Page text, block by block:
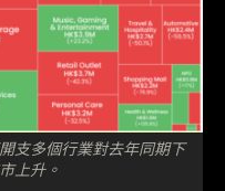
支多個行業對去年同期下
上升。